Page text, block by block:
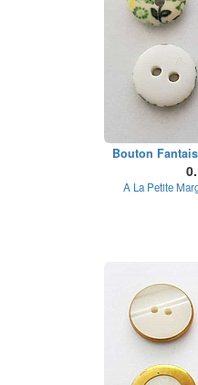
Bouton
A La Petite